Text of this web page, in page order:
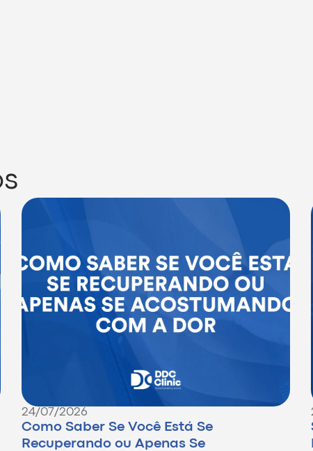
24/07/2026
Como Saber Se Você Está Se
Recuperando ou Apenas Se